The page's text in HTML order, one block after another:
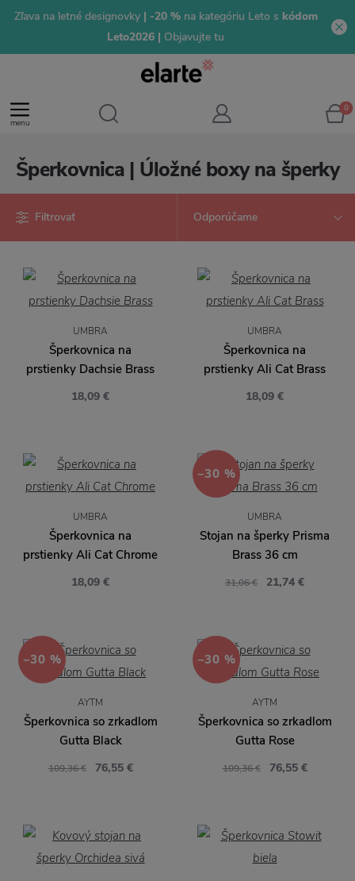
Zľava na letné designovky| -20 % na kategóriu Leto s kódom
Leto2026 | Objavujte tu
menu
0
Šperkovnica | Úložné boxy na šperky
Filtrovať
UMBRA
Šperkovnica na
prstienky Dachsie Brass
18,09 €
UMBRA
Šperkovnica na
prstienky Ali Cat Brass
18,09 €
UMBRA
Šperkovnica na
prstienky Ali Cat Chrome
18,09 €
−30 %
UMBRA
Stojan na šperky Prisma
Brass 36 cm
31,06 € 21,74 €
−30 %
AYTM
Šperkovnica so zrkadlom
Gutta Black
109,36 € 76,55 €
−30 %
AYTM
Šperkovnica so zrkadlom
Gutta Rose
109,36 € 76,55 €